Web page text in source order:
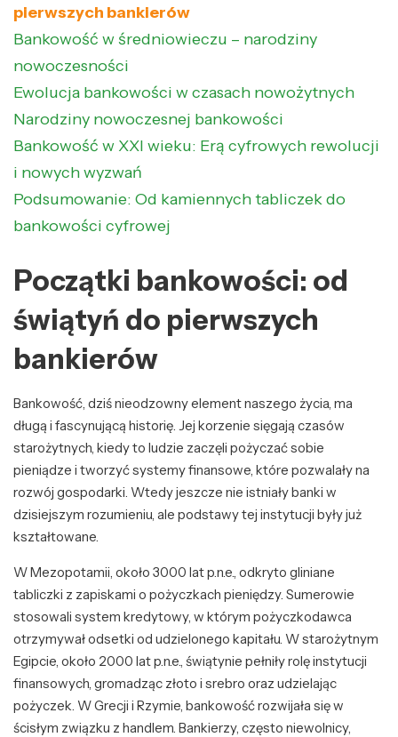
pierwszych bankierów
Bankowość w średniowieczu – narodziny
nowoczesności
Ewolucja bankowości w czasach nowożytnych
Narodziny nowoczesnej bankowości
Bankowość w XXI wieku: Erą cyfrowych rewolucji
i nowych wyzwań
Podsumowanie: Od kamiennych tabliczek do
bankowości cyfrowej
Początki bankowości: od
świątyń do pierwszych
bankierów
Bankowość, dziś nieodzowny element naszego życia, ma
długą i fascynującą historię. Jej korzenie sięgają czasów
starożytnych, kiedy to ludzie zaczęli pożyczać sobie
pieniądze i tworzyć systemy finansowe, które pozwalały na
rozwój gospodarki. Wtedy jeszcze nie istniały banki w
dzisiejszym rozumieniu, ale podstawy tej instytucji były już
kształtowane.
W Mezopotamii, około 3000 lat p.n.e., odkryto gliniane
tabliczki z zapiskami o pożyczkach pieniędzy. Sumerowie
stosowali system kredytowy, w którym pożyczkodawca
otrzymywał odsetki od udzielonego kapitału. W starożytnym
Egipcie, około 2000 lat p.n.e., świątynie pełniły rolę instytucji
finansowych, gromadząc złoto i srebro oraz udzielając
pożyczek. W Grecji i Rzymie, bankowość rozwijała się w
ścisłym związku z handlem. Bankierzy, często niewolnicy,